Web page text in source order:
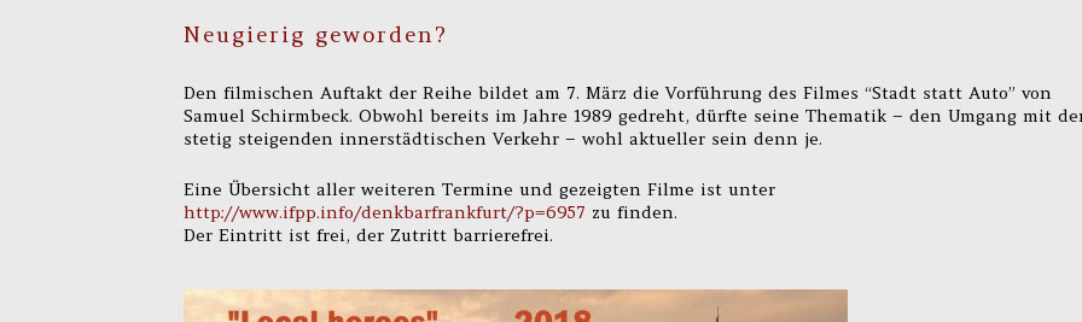
Neugierig geworden?
Den filmischen Auftakt der Reihe bildet am 7. März die Vorführung des Filmes “Stadt statt Auto” von
Samuel Schirmbeck. Obwohl bereits im Jahre 1989 gedreht, dürfte seine Thematik – den Umgang mit
stetig steigenden innerstädtischen Verkehr – wohl aktueller sein denn je.
Eine Übersicht aller weiteren Termine und gezeigten Filme ist unter
http://www.ifpp.info/denkbarfrankfurt/?p=6957 zu finden.
Der Eintritt ist frei, der Zutritt barrierefrei.